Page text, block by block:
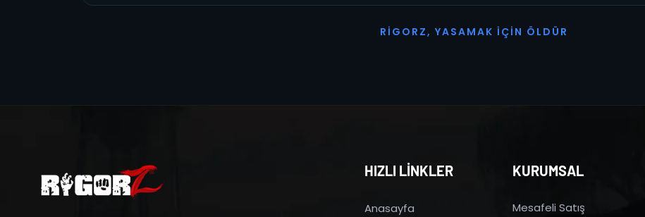
R I G O R Z, YASAMAK İ ÇI N Ö L D Ü R
HIZLI LİNKLER
Anasayfa
KURUMSAL
Mesafeli Satış